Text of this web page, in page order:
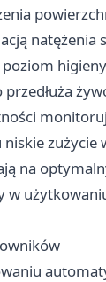
natężenia
na